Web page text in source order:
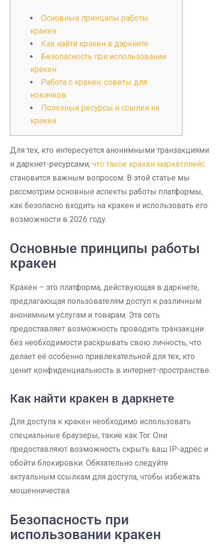
Основные принципы работы
кракен
Как найти кракен в даркнете
Безопасность при использовании
кракен
Работа с кракен: советы для
новичков
Полезные ресурсы и ссылки на
кракен
Для тех, кто интересуется анонимными транзакциями
и даркнет-ресурсами, что такое кракен маркетплейс
становится важным вопросом. В этой статье мы
рассмотрим основные аспекты работы платформы,
как безопасно входить на кракен и использовать его
возможности в 2026 году.
Основные принципы работы
кракен
Кракен – это платформа, действующая в даркнете,
предлагающая пользователям доступ к различным
анонимным услугам и товарам. Эта сеть
предоставляет возможность проводить транзакции
без необходимости раскрывать свою личность, что
делает её особенно привлекательной для тех, кто
ценит конфиденциальность в интернет-пространстве.
Как найти кракен в даркнете
Для доступа к кракен необходимо использовать
специальные браузеры, такие как Tor. Они
предоставляют возможность скрыть ваш IP-адрес и
обойти блокировки. Обязательно следуйте
актуальным ссылкам для доступа, чтобы избежать
мошенничества.
Безопасность при
использовании кракен